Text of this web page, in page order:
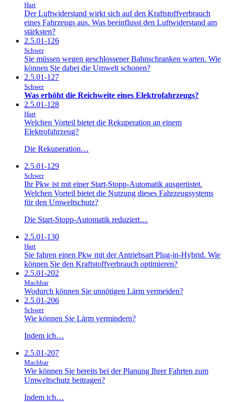
Hart
Der Luftwiderstand wirkt sich auf den Kraftstoffverbrauch
eines Fahrzeugs aus. Was beeinflusst den Luftwiderstand am
stärksten?
2.5.01-126
Schwer
Sie müssen wegen geschlossener Bahnschranken warten. Wie
können Sie dabei die Umwelt schonen?
2.5.01-127
Schwer
Was erhöht die Reichweite eines Elektrofahrzeugs?
2.5.01-128
Hart
Welchen Vorteil bietet die Rekuperation an einem
Elektrofahrzeug?
Die Rekuperation…
2.5.01-129
Schwer
Ihr Pkw ist mit einer Start-Stopp-Automatik ausgerüstet.
Welchen Vorteil bietet die Nutzung dieses Fahrzeugsystems
für den Umweltschutz?
Die Start-Stopp-Automatik reduziert…
2.5.01-130
Hart
Sie fahren einen Pkw mit der Antriebsart Plug-in-Hybrid. Wie
können Sie den Kraftstoffverbrauch optimieren?
2.5.01-202
Machbar
Wodurch können Sie unnötigen Lärm vermeiden?
2.5.01-206
Schwer
Wie können Sie Lärm vermindern?
Indem ich…
2.5.01-207
Machbar
Wie können Sie bereits bei der Planung Ihrer Fahrten zum
Umweltschutz beitragen?
Indem ich…